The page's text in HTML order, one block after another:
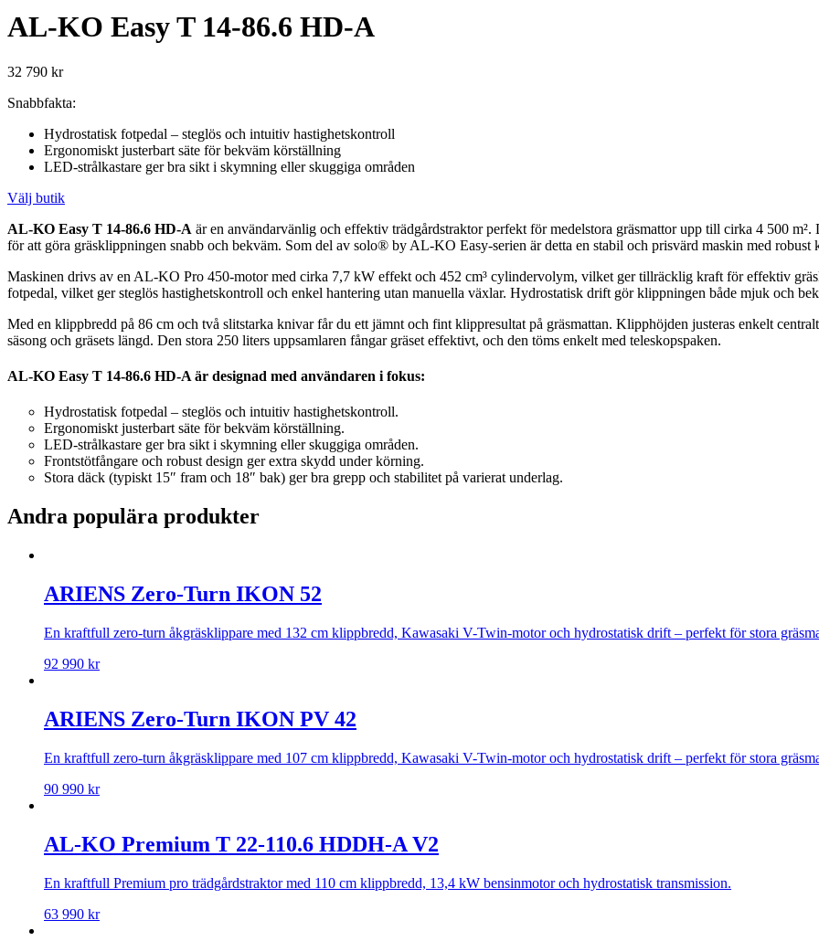
AL-KO Easy T 14-86.6 HD-A
32 790 kr
Snabbfakta:
Hydrostatisk fotpedal – steglös och intuitiv hastighetskontroll
Ergonomiskt justerbart säte för bekväm körställning
LED-strålkastare ger bra sikt i skymning eller skuggiga områden
Välj butik
AL-KO Easy T 14-86.6 HD-A är en användarvänlig och effektiv trädgårdstraktor perfekt för medelstora gräsmattor upp till cirka 4 500
för att göra gräsklippningen snabb och bekväm. Som del av solo® by AL-KO Easy-serien är detta en stabil och prisvärd maskin med robust
Maskinen drivs av en AL-KO Pro 450-motor med cirka 7,7 kW effekt och 452 cm³ cylindervolym, vilket ger tillräcklig kraft för effektiv
fotpedal, vilket ger steglös hastighetskontroll och enkel hantering utan manuella växlar. Hydrostatisk drift gör klippningen både mjuk och
Med en klippbredd på 86 cm och två slitstarka knivar får du ett jämnt och fint klippresultat på gräsmattan. Klipphöjden justeras enkelt
säsong och gräsets längd. Den stora 250 liters uppsamlaren fångar gräset effektivt, och den töms enkelt med teleskopspaken.
AL-KO Easy T 14-86.6 HD-A är designad med användaren i fokus:
Hydrostatisk fotpedal – steglös och intuitiv hastighetskontroll.
Ergonomiskt justerbart säte för bekväm körställning.
LED-strålkastare ger bra sikt i skymning eller skuggiga områden.
Frontstötfångare och robust design ger extra skydd under körning.
Stora däck (typiskt 15″ fram och 18″ bak) ger bra grepp och stabilitet på varierat underlag.
Andra populära produkter
ARIENS Zero-Turn IKON 52
En kraftfull zero-turn åkgräsklippare med 132 cm klippbredd, Kawasaki V-Twin-motor och hydrostatisk drift – perfekt för stora
92 990 kr
ARIENS Zero-Turn IKON PV 42
En kraftfull zero-turn åkgräsklippare med 107 cm klippbredd, Kawasaki V-Twin-motor och hydrostatisk drift – perfekt för stora
90 990 kr
AL-KO Premium T 22-110.6 HDDH-A V2
En kraftfull Premium pro trädgårdstraktor med 110 cm klippbredd, 13,4 kW bensinmotor och hydrostatisk transmission.
63 990 kr